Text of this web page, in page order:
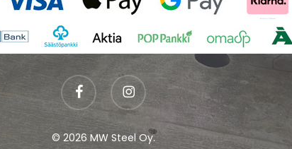
facebook instagram
© 2026 MW Steel Oy.